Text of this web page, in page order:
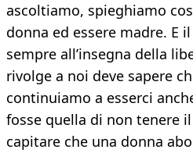
ascoltiamo, spieghiamo
donna ed essere madre. E
sempre all’insegna della
rivolge a noi deve sapere
continuiamo a esserci
fosse quella di non tenere
capitare che una donna